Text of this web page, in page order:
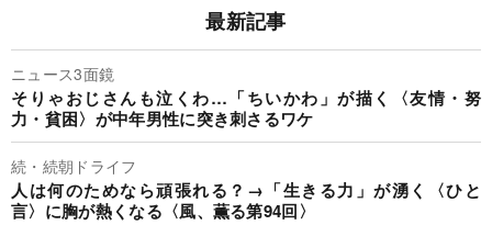
最新記事
ニュース3面鏡
そりゃおじさんも泣くわ…「ちいかわ」が描く〈友情・努
力・貧困〉が中年男性に突き刺さるワケ
続・続朝ドライフ
人は何のためなら頑張れる？→「生きる力」が湧く〈ひと
言〉に胸が熱くなる〈風、薫る第94回〉